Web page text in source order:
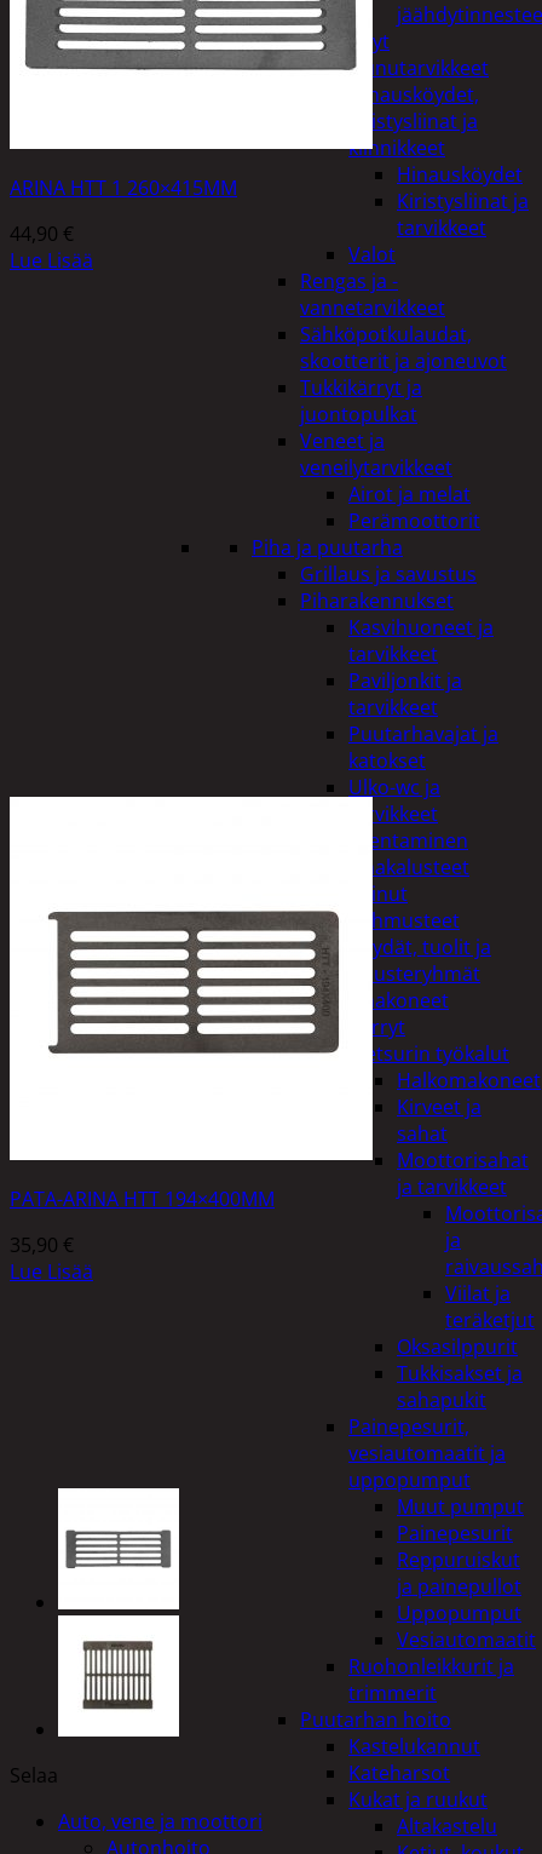
Öljyt
Perävaunutarvikkeet
Hinausköydet,
kiristysliinat ja
kiinnikkeet
Hinausköydet
Kiristysliinat ja
tarvikkeet
Valot
Rengas ja -
vannetarvikkeet
Sähköpotkulaudat,
skootterit ja ajoneuvot
Tukkikärryt ja
juontopulkat
Veneet ja
veneilytarvikkeet
Airot ja melat
Perämoottorit
Piha ja puutarha
Grillaus ja savustus
Piharakennukset
Kasvihuoneet ja
tarvikkeet
Paviljonkit ja
tarvikkeet
Puutarhavajat ja
katokset
Ulko-wc ja
tarvikkeet
Piharakentaminen
Puutarhakalusteet
Keinut
Pehmusteet
Pöydät, tuolit ja
kalusteryhmät
Puutarhakoneet
Kärryt
Metsurin työkalut
Halkomakoneet
Kirveet ja
sahat
Moottorisahat
ja tarvikkeet
ja
Viilat ja
teräketjut
Oksasilppurit
Tukkisakset ja
sahapukit
Painepesurit,
vesiautomaatit ja
uppopumput
Muut pumput
Painepesurit
Reppuruiskut
ja painepullot
Uppopumput
Vesiautomaatit
Ruohonleikkurit ja
trimmerit
Puutarhan hoito
Kastelukannut
Kateharsot
Kukat ja ruukut
Altakastelu
ARINA HTT 1 260×415MM
44,90 €
Lue Lisää
PATA-ARINA HTT 194×400MM
35,90 €
Lue Lisää
Selaa
Auto, vene ja moottori
Autonhoito